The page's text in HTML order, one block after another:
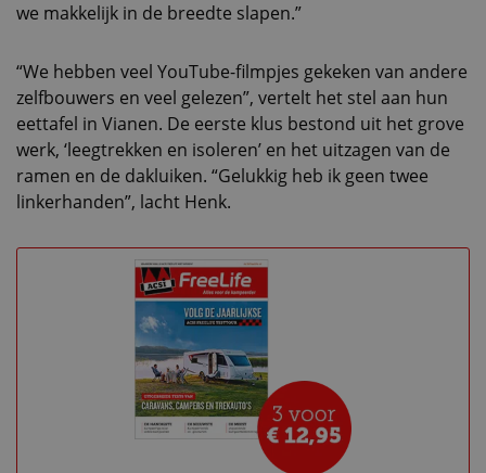
we makkelijk in de breedte slapen.”
“We hebben veel YouTube-filmpjes gekeken van andere
zelfbouwers en veel gelezen”, vertelt het stel aan hun
eettafel in Vianen. De eerste klus bestond uit het grove
werk, ‘leegtrekken en isoleren’ en het uitzagen van de
ramen en de dakluiken. “Gelukkig heb ik geen twee
linkerhanden”, lacht Henk.